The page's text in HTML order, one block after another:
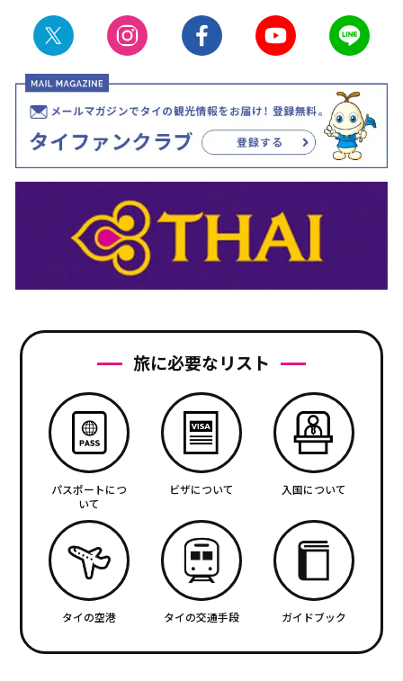
旅に必要なリスト
パスポートにつ
いて
ビザについて 入国について
タイの空港 タイの交通手段 ガイドブック